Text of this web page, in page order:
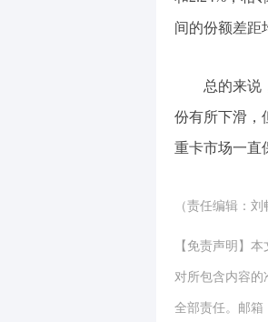
间的份额差距
总的来说
份有所下滑，
重卡市场一直
（责任编辑：刘
【免责声明】
对所包含内容的
全部责任。邮箱